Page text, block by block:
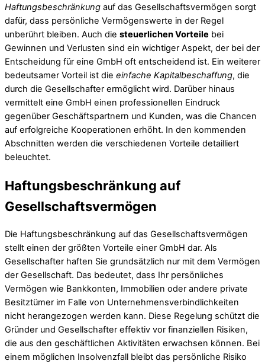
Haftungsbeschränkung auf das Gesellschaftsvermögen sorgt
dafür, dass persönliche Vermögenswerte in der Regel
unberührt bleiben. Auch die steuerlichen Vorteile bei
Gewinnen und Verlusten sind ein wichtiger Aspekt, der bei der
Entscheidung für eine GmbH oft entscheidend ist. Ein weiterer
bedeutsamer Vorteil ist die einfache Kapitalbeschaffung, die
durch die Gesellschafter ermöglicht wird. Darüber hinaus
vermittelt eine GmbH einen professionellen Eindruck
gegenüber Geschäftspartnern und Kunden, was die Chancen
auf erfolgreiche Kooperationen erhöht. In den kommenden
Abschnitten werden die verschiedenen Vorteile detailliert
beleuchtet.
Haftungsbeschränkung auf
Gesellschaftsvermögen
Die Haftungsbeschränkung auf das Gesellschaftsvermögen
stellt einen der größten Vorteile einer GmbH dar. Als
Gesellschafter haften Sie grundsätzlich nur mit dem Vermögen
der Gesellschaft. Das bedeutet, dass Ihr persönliches
Vermögen wie Bankkonten, Immobilien oder andere private
Besitztümer im Falle von Unternehmensverbindlichkeiten
nicht herangezogen werden kann. Diese Regelung schützt die
Gründer und Gesellschafter effektiv vor finanziellen Risiken,
die aus den geschäftlichen Aktivitäten erwachsen können. Bei
einem möglichen Insolvenzfall bleibt das persönliche Risiko